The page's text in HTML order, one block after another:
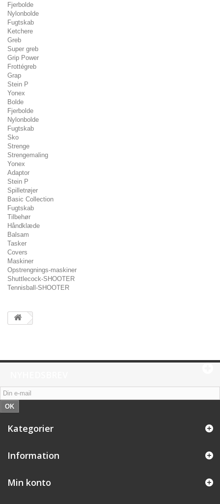
Fjerbolde
Nylonbolde
Fugtskab
Ketchere
Greb
Super greb
Grip Power
Frottégreb
Grap
Stein P
Yonex
Bolde
Fjerbolde
Nylonbolde
Fugtskab
Sko
Strenge
Strengemaling
Yonex
Adaptor
Stein P
Spilletrøjer
Basic Collection
Fugtskab
Tilbehør
Håndklæde
Balsam
Tasker
Covers
Maskiner
Opstrengnings-maskiner
Shuttlecock-SHOOTER
Tennisball-SHOOTER
OK
Kategorier
Information
Min konto